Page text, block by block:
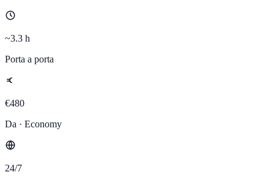
~3.3 h
Porta a porta
€480
Da · Economy
24/7